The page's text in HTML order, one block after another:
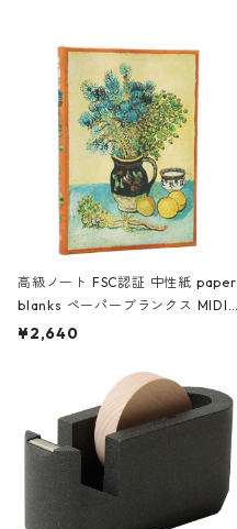
高級ノート FSC認証 中性紙 paper
blanks ペーパーブランクス MIDI
ハードカバー 罫線 ヴァン・ゴッホ
¥2,640